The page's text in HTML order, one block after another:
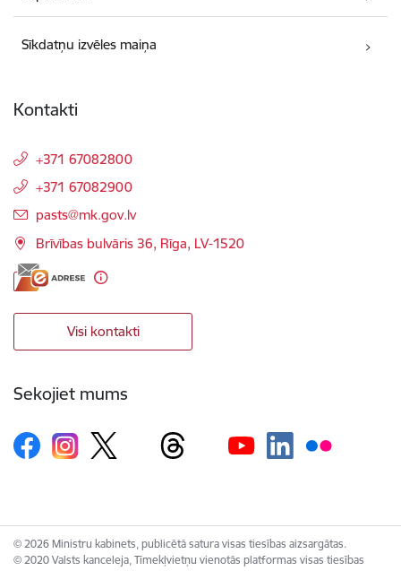
Sīkdatņu izvēles maiņa
Kontakti
+371 67082800
+371 67082900
E-pasts:
pasts@mk.gov.lv
Brīvības bulvāris 36, Rīga, LV-1520
Visi kontakti
Sekojiet mums
© 2026 Ministru kabinets, publicētā satura visas tiesības aizsargātas.
© 2020 Valsts kanceleja, Tīmekļvietņu vienotās platformas visas tiesības